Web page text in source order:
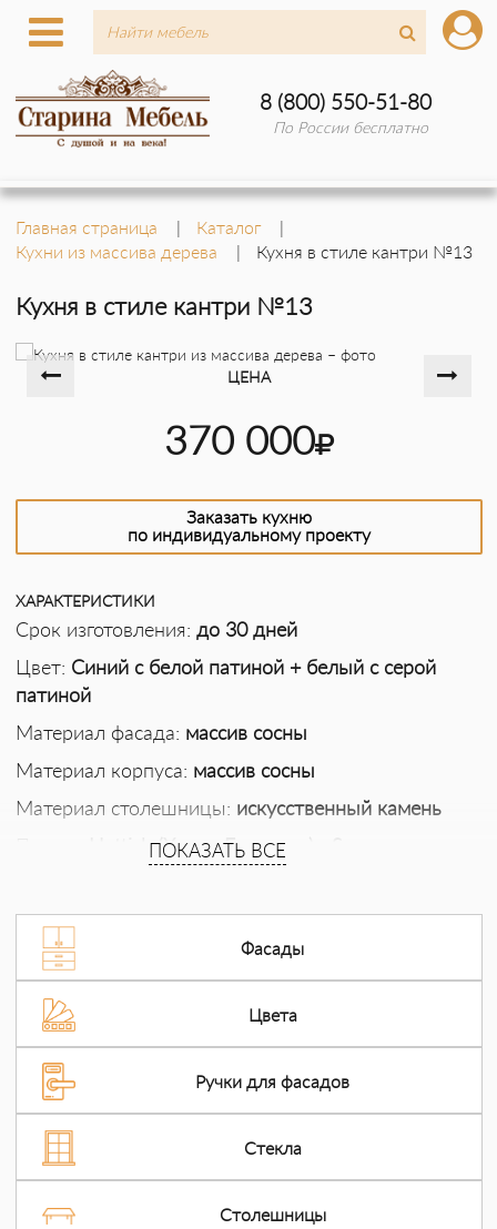
8 (800) 550-51-80
По России бесплатно
Главная страница
Каталог
Кухни из массива дерева
Кухня в стиле кантри №13
Кухня в стиле кантри №13
ЦЕНА
370 000
Заказать кухню
по индивидуальному проекту
ПОКАЗАТЬ ВСЕ
ХАРАКТЕРИСТИКИ
Срок изготовления: до 30 дней
Цвет: Синий с белой патиной + белый с серой
патиной
Материал фасада: массив сосны
Материал корпуса: массив сосны
Материал столешницы: искусственный камень
«Hettich (Хетих, Германия)», Sensys со
встроенным демпфером, для плавного
Направляющие:
«Blum (Блюм, Австрия)», скрытые
направляющие TANDEM plus BLUMOTION, с
интегрированным демпфером для плавного,
бесшумного закрывания
Стиль:
Фасады
Цвета
Ручки для фасадов
Стекла
Столешницы